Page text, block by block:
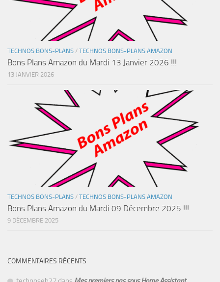
TECHNOS BONS-PLANS / TECHNOS BONS-PLANS AMAZON
Bons Plans Amazon du Mardi 13 Janvier 2026 !!!
13 JANVIER 2026
TECHNOS BONS-PLANS / TECHNOS BONS-PLANS AMAZON
Bons Plans Amazon du Mardi 09 Décembre 2025 !!!
9 DÉCEMBRE 2025
COMMENTAIRES RÉCENTS